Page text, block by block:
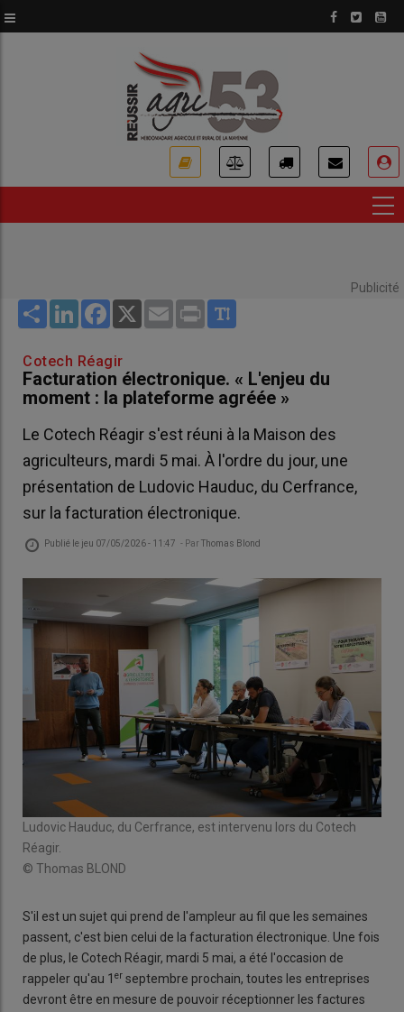
au
Publicité
Share LinkedInFacebook
X Email Print
Cotech Réagir
Facturation électronique. « L'enjeu du
moment : la plateforme agréée »
Le Cotech Réagir s'est réuni à la Maison des
agriculteurs, mardi 5 mai. À l'ordre du jour, une
présentation de Ludovic Hauduc, du Cerfrance,
sur la facturation électronique.
Publié le jeu 07/05/2026 - 11:47 - ParThomas Blond
Ludovic Hauduc, du Cerfrance, est intervenu lors du Cotech
Réagir.
© Thomas BLOND
S'il est un sujet qui prend de l'ampleur au fil que les semaines
passent, c'est bien celui de la facturation électronique. Une fois
de plus, le Cotech Réagir, mardi 5 mai, a été l'occasion de
rappeler qu'au 1 er septembre prochain, toutes les entreprises
devront être en mesure de pouvoir réceptionner les factures